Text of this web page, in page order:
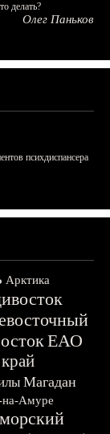
делать?
Олег Паньков
психдиспансера
Арктика
ЕАО
Магадан
на-Амуре